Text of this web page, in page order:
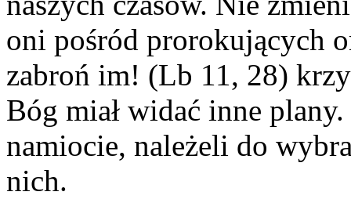
oni pośród prorokujących
zabroń im! (Lb 11, 28)
Bóg miał widać inne
namiocie, należeli do
nich.